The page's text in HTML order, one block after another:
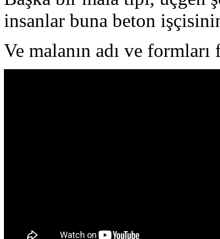
insanlar buna beton
Ve malanın adı ve